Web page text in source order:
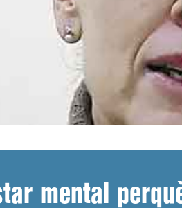
mental